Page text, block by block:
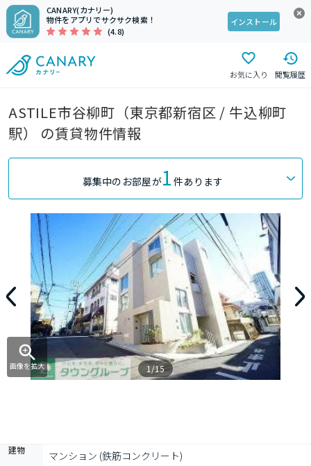
CANARY(カナリー)
物件をアプリでサクサク検索！
(4.8)
インストール
お気に入り 閲覧履歴
ASTILE市谷柳町（東京都新宿区 / 牛込柳町
駅） の賃貸物件情報
募集中のお部屋が1 件あります
画像を拡大 1/15
建物 マンション (鉄筋コンクリート)